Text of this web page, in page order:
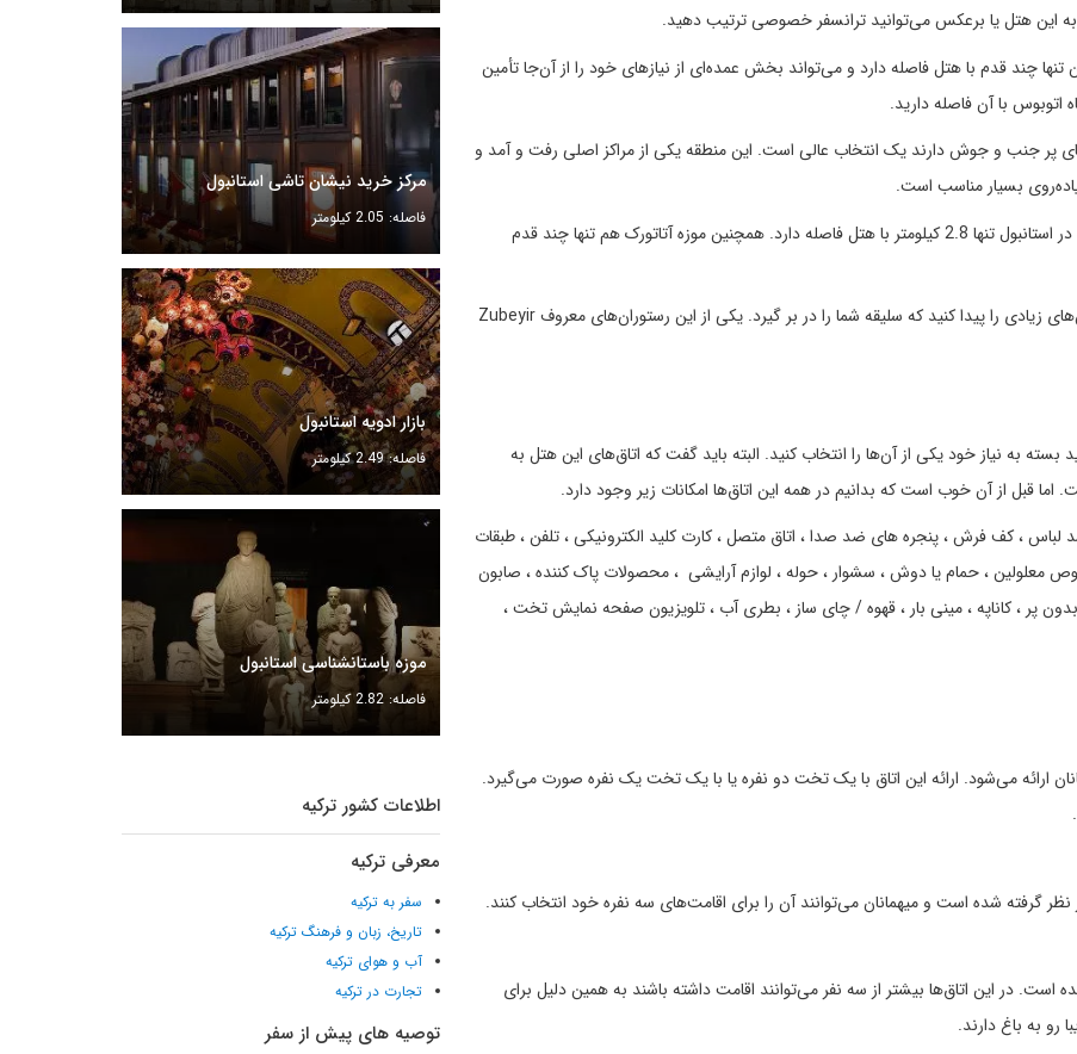
به این هتل یا برعکس می‌توانید ترانسفر خصوصی ترتیب دهید.
چند قدم با هتل فاصله دارد و می‌تواند بخش عمده‌ای از نیازهای خود را از آن‌جا تأمین
اتوبوس با آن فاصله دارید.
پر جنب و جوش دارند یک انتخاب عالی است. این منطقه یکی از مراکز اصلی رفت و آمد و
بسیار مناسب است.
اگر اهل بازدید از مراکز تاریخی هستید مسجد معروف سلیمانیه در استانبول تنها 2.8 کیلومتر با هتل فاصله دارد. همچنین موزه آتاتورک هم تنها چند قدم
اگر از غذای هتل خوشتان نیامد می‌توانید خارج از هتل رستوران‌های زیادی را پیدا کنید که سلیقه شما را در بر گیرد. یکی از این رستوران‌های معروف Zubeyir
به نیاز خود یکی از آن‌ها را انتخاب کنید. البته باید گفت که اتاق‌های این هتل به
قبل از آن خوب است که بدانیم در همه این اتاق‌ها امکانات زیر وجود دارد.
لباس ، کف فرش ، پنجره های ضد صدا ، اتاق متصل ، کارت کلید الکترونیکی ، تلفن ، طبقات
معلولین ، حمام یا دوش ، سشوار ، حوله ، لوازم آرایشی ، محصولات پاک کننده ، صابون
پر ، کاناپه ، مینی بار ، قهوه / چای ساز ، بطری آب ، تلویزیون صفحه نمایش تخت ،
شکل به مهمانان ارائه می‌شود. ارائه این اتاق با یک تخت دو نفره یا با یک تخت یک نفره صورت می‌گیرد.
گرفته شده است. در این اتاق‌ها بیشتر از سه نفر می‌توانند اقامت داشته باشند به همین دلیل برای
رو به باغ دارند.
مرکز خرید نیشان تاشی استانبول
فاصله: 2.05 کیلومتر
بازار ادویه استانبول
فاصله: 2.49 کیلومتر
موزه باستانشناسی استانبول
فاصله: 2.82 کیلومتر
اطلاعات کشور ترکیه
معرفی ترکیه
سفر به ترکیه
تاریخ، زبان و فرهنگ ترکیه
آب و هوای ترکیه
تجارت در ترکیه
توصیه های پیش از سفر